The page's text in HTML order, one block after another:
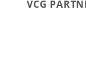
VCG